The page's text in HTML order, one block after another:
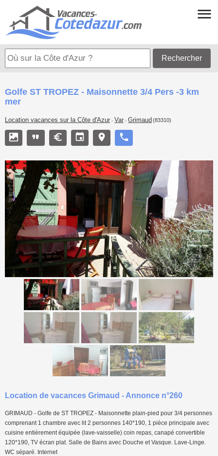
Rechercher
Golfe ST TROPEZ - Maisonnette 3/4 Pers -3 km
mer
Location vacances sur la Côte d'Azur > Var > Grimaud (83310)
< >
Location de vacances Grimaud - Annonce n°260
GRIMAUD - Golfe de ST TROPEZ - Maisonnette plain-pied pour 3/4 personnes
comprenant 1 chambre avec lit 2 personnes 140*190, 1 pièce principale avec
cuisine entièrement équipée (lave-vaisselle) coin repas, canapé convertible
120*190, TV écran plat. Salle de Bains avec Douche et Vasque. Lave-Linge.
WC séparé. Internet